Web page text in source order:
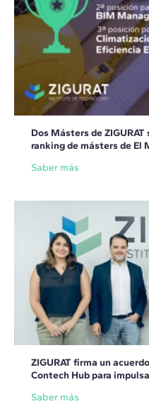
Dos Másters de
ranking de másters de El
Saber más
ZIGURAT firma un
Contech Hub para
Saber más